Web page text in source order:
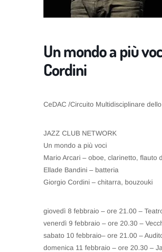
Un mondo a più
Cordini
CeDAC /Circuito Multidisciplinare
JAZZ CLUB NETWORK
Un mondo a più voci
Mario Arcari – oboe, clarinetto, flauto
Ellade Bandini – batteria
Giorgio Cordini – chitarra, bouzouki
giovedì 8 febbraio – ore 21.00 –
venerdì 9 febbraio – ore 20.30 –
sabato 10 febbraio– ore 21.00 –
domenica 11 febbraio – ore 20.30 –